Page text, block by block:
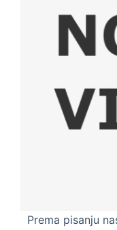
Prema pisanju